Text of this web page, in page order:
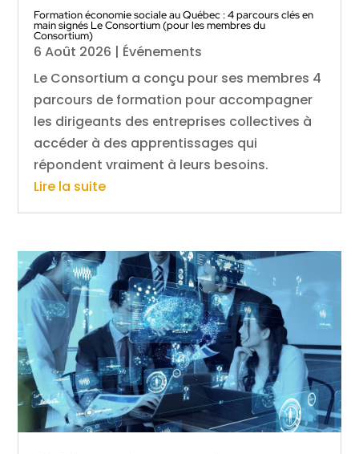
Formation économie sociale au Québec : 4 parcours clés en
main signés Le Consortium (pour les membres du
Consortium)
6 Août 2026 | Événements
Le Consortium a conçu pour ses membres 4
parcours de formation pour accompagner
les dirigeants des entreprises collectives à
accéder à des apprentissages qui
répondent vraiment à leurs besoins.
Lire la suite